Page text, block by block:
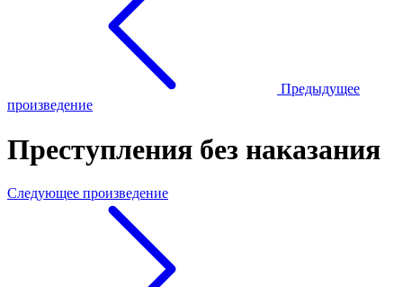
Предыдущее
произведение
Преступления без наказания
Следующее произведение